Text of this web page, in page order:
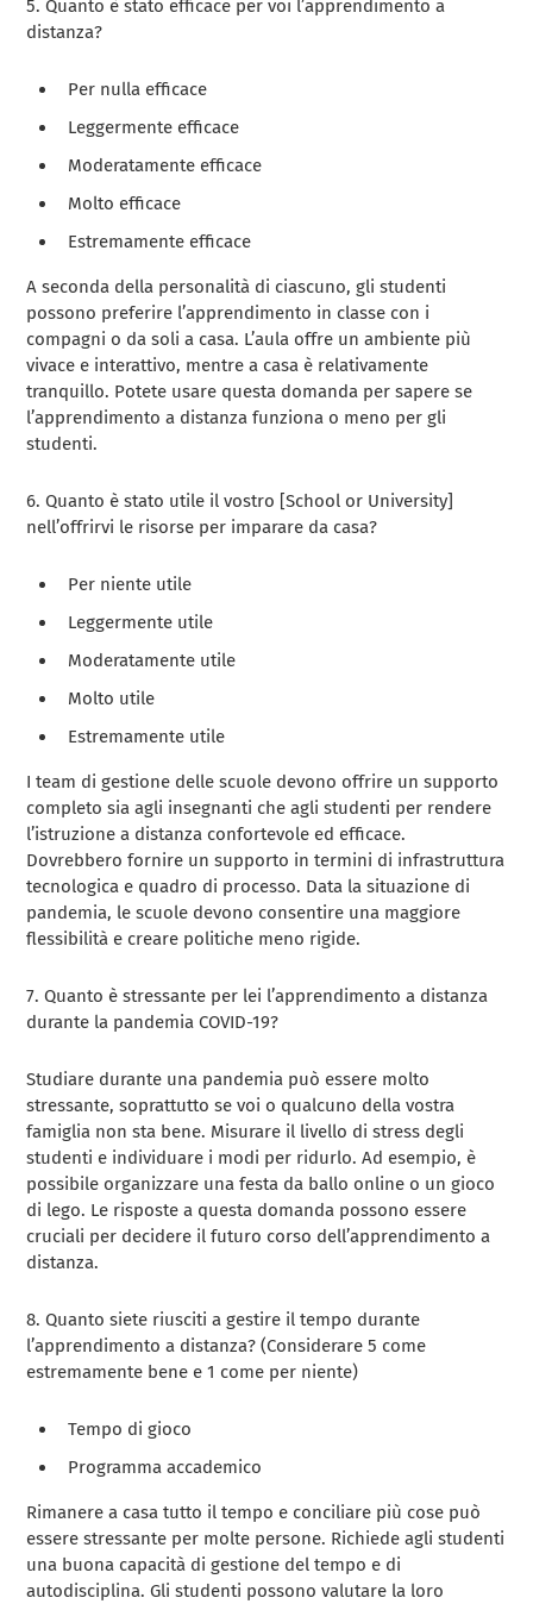
5. Quanto è stato efficace per voi l’apprendimento a
distanza?
Per nulla efficace
Leggermente efficace
Moderatamente efficace
Molto efficace
Estremamente efficace
A seconda della personalità di ciascuno, gli studenti
possono preferire l’apprendimento in classe con i
compagni o da soli a casa. L’aula offre un ambiente più
vivace e interattivo, mentre a casa è relativamente
tranquillo. Potete usare questa domanda per sapere se
l’apprendimento a distanza funziona o meno per gli
studenti.
6. Quanto è stato utile il vostro [School or University]
nell’offrirvi le risorse per imparare da casa?
Per niente utile
Leggermente utile
Moderatamente utile
Molto utile
Estremamente utile
I team di gestione delle scuole devono offrire un supporto
completo sia agli insegnanti che agli studenti per rendere
l’istruzione a distanza confortevole ed efficace.
Dovrebbero fornire un supporto in termini di infrastruttura
tecnologica e quadro di processo. Data la situazione di
pandemia, le scuole devono consentire una maggiore
flessibilità e creare politiche meno rigide.
7. Quanto è stressante per lei l’apprendimento a distanza
durante la pandemia COVID-19?
Studiare durante una pandemia può essere molto
stressante, soprattutto se voi o qualcuno della vostra
famiglia non sta bene. Misurare il livello di stress degli
studenti e individuare i modi per ridurlo. Ad esempio, è
possibile organizzare una festa da ballo online o un gioco
di lego. Le risposte a questa domanda possono essere
cruciali per decidere il futuro corso dell’apprendimento a
distanza.
8. Quanto siete riusciti a gestire il tempo durante
l’apprendimento a distanza? (Considerare 5 come
estremamente bene e 1 come per niente)
Tempo di gioco
Programma accademico
Rimanere a casa tutto il tempo e conciliare più cose può
essere stressante per molte persone. Richiede agli studenti
una buona capacità di gestione del tempo e di
autodisciplina. Gli studenti possono valutare la loro